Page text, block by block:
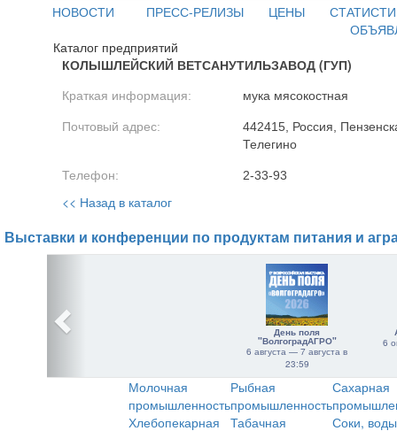
НОВОСТИ ПРЕСС-РЕЛИЗЫ ЦЕНЫ
Каталог предприятий
КОЛЫШЛЕЙСКИЙ ВЕТСАНУТИЛЬЗАВОД (ГУП)
Краткая информация: мука мясокостная
Почтовый адрес:
442415, Россия,
Телегино
Телефон: 2-33-93
<< Назад в каталог
Выставки и конференции по продуктам питания и
День поля
"ВолгоградАГРО"
6 августа — 7 августа в
23:59
6
Молочная
промышленность
Рыбная
промышленность
Сахарная
Хлебопекарная
Табачная
Соки,